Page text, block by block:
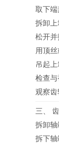
取下端
拆卸上
松开并
用顶
吊起
检查与
观察齿
三、
拆卸轴
拆下轴